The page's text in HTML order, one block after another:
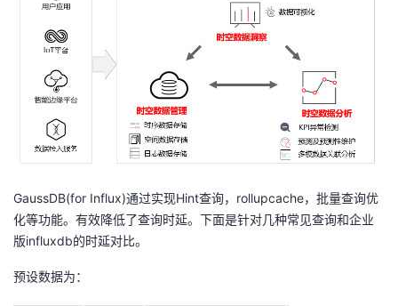
GaussDB(for Influx)通过实现Hint查询，rollupcache，批量查询优
化等功能。有效降低了查询时延。下面是针对几种常见查询和企业
版influxdb的时延对比。
预设数据为：